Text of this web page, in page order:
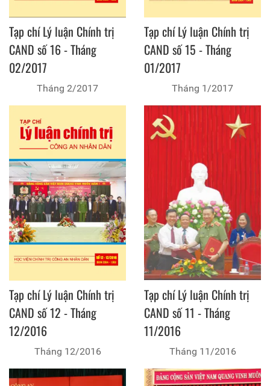
Tạp chí Lý luận Chính trị
CAND số 16 - Tháng
02/2017
Tháng 2/2017
Tạp chí Lý luận Chính trị
CAND số 15 - Tháng
01/2017
Tháng 1/2017
Tạp chí Lý luận Chính trị
CAND số 12 - Tháng
12/2016
Tháng 12/2016
Tạp chí Lý luận Chính trị
CAND số 11 - Tháng
11/2016
Tháng 11/2016